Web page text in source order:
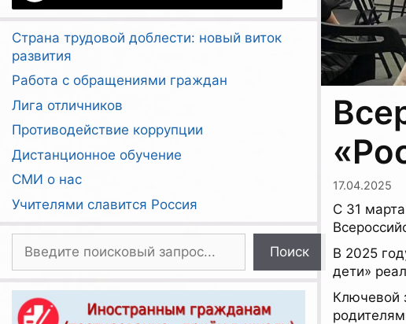
17.04.2025
С 31
В 2025
дети»
Ключевой
Страна трудовой доблести: новый виток
развития
Работа с обращениями граждан
Лига отличников
Противодействие коррупции
Дистанционное обучение
СМИ о нас
Учителями славится Россия
Поиск